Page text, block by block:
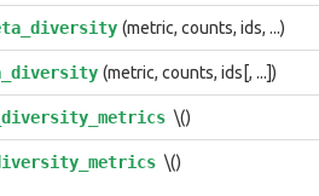
(metric, counts, ids, ...)
(metric, counts, ids[, ...])
\()
\()